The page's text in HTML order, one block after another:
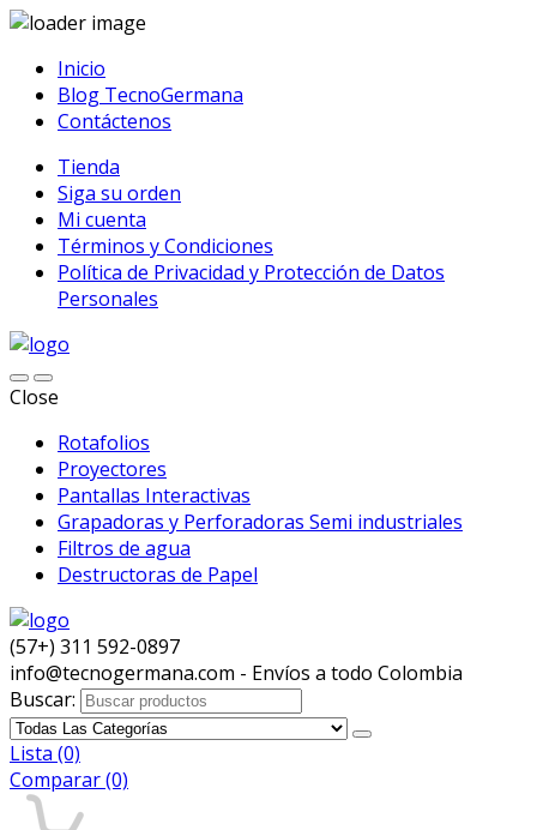
Inicio
Blog TecnoGermana
Contáctenos
Tienda
Siga su orden
Mi cuenta
Términos y Condiciones
Política de Privacidad y Protección de Datos
Personales
Close
Rotafolios
Proyectores
Pantallas Interactivas
Grapadoras y Perforadoras Semi industriales
Filtros de agua
Destructoras de Papel
(57+) 311 592-0897
info@tecnogermana.com - Envíos a todo Colombia
Buscar:
Lista (0)
Comparar(0)